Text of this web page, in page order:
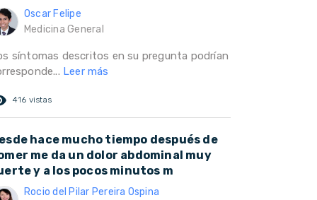
Oscar Felipe
Medicina General
síntomas descritos en su pregunta podrían
Leer más
416 vistas
hace mucho tiempo después de
me da un dolor abdominal muy
y a los pocos minutos m
Rocio del Pilar Pereira Ospina